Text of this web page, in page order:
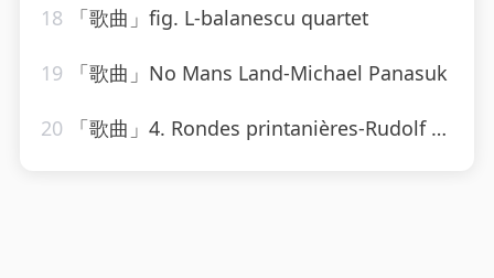
18 「歌曲」fig. L-balanescu quartet
19 「歌曲」No Mans Land-Michael Panasuk
20 「歌曲」4. Rondes printanières-Rudolf Albert、Orchestre des Cento Soli